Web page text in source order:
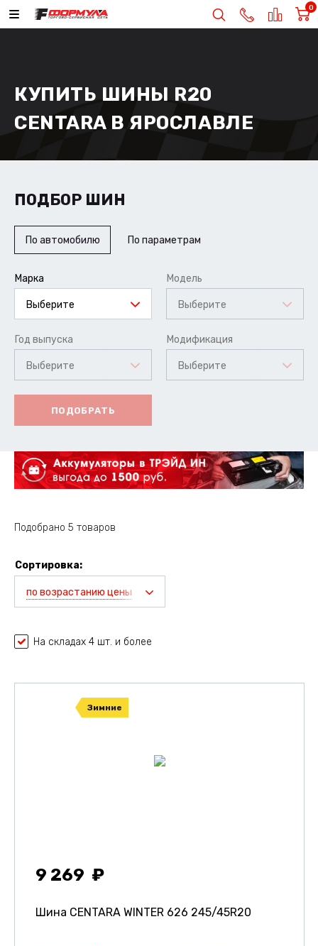
0
КУПИТЬ ШИНЫ R20
CENTARA В ЯРОСЛАВЛЕ
ПОДБОР ШИН
По автомобилю По параметрам
Марка
Выберите
Модель
Выберите
Год выпуска
Выберите
Модификация
Выберите
ПОДОБРАТЬ
Подобрано 5 товаров
Сортировка:
по возрастанию цены
На складах 4 шт. и более
Зимние
9 269
Шина CENTARA WINTER 626 245/45R20